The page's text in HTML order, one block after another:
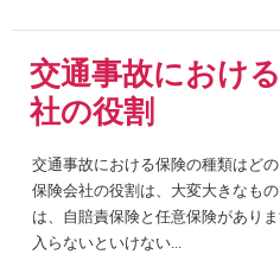
交通事故におけ
社の役割
交通事故における保険の種類はど
保険会社の役割は、大変大きなも
は、自賠責保険と任意保険があり
入らないといけない...